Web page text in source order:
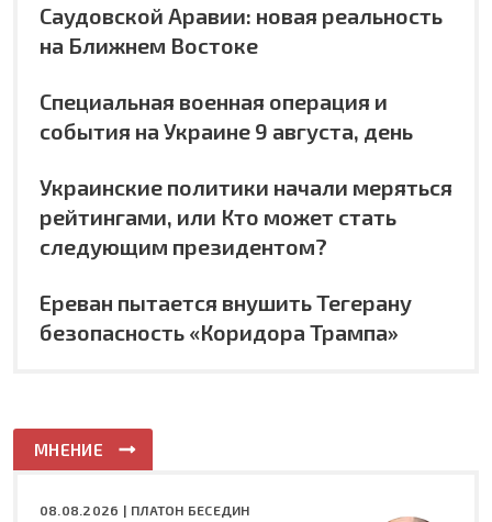
Саудовской Аравии: новая реальность
на Ближнем Востоке
Специальная военная операция и
события на Украине 9 августа, день
Украинские политики начали меряться
рейтингами, или Кто может стать
следующим президентом?
Ереван пытается внушить Тегерану
безопасность «Коридора Трампа»
МНЕНИЕ
08.08.2026 | ПЛАТОН БЕСЕДИН